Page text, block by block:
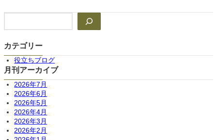
カテゴリー
役立ちブログ
月刊アーカイブ
2026年7月
2026年6月
2026年5月
2026年4月
2026年3月
2026年2月